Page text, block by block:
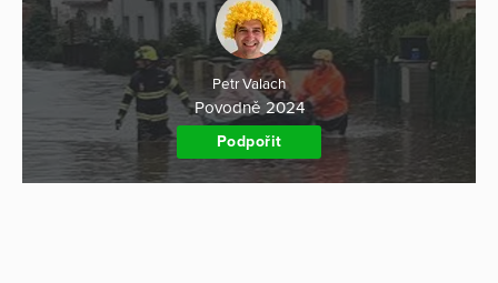
Petr Valach
Povodně 2024
Podpořit